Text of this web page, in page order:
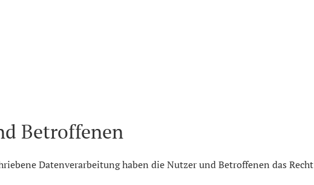
Betroffenen
Datenverarbeitung haben die Nutzer und Betroffenen das Recht